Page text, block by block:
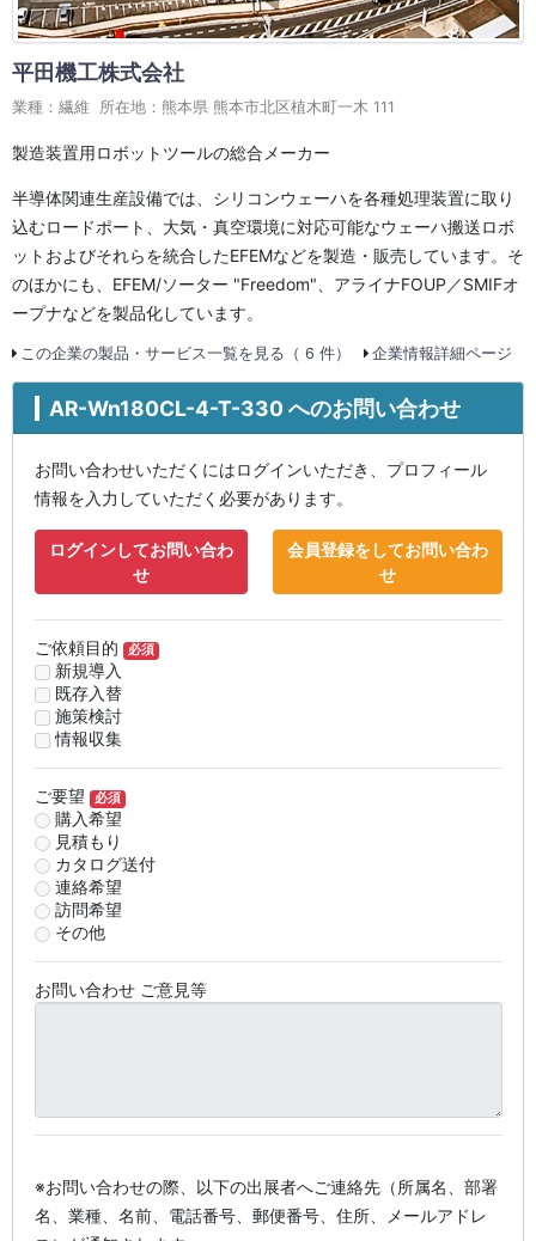
平田機工株式会社
業種：繊維 所在地：熊本県 熊本市北区植木町一木 111
製造装置用ロボットツールの総合メーカー
半導体関連生産設備では、シリコンウェーハを各種処理装置に取り
込むロードポート、大気・真空環境に対応可能なウェーハ搬送ロボ
ットおよびそれらを統合したEFEMなどを製造・販売しています。そ
のほかにも、EFEM/ソーター "Freedom"、アライナFOUP／SMIFオ
ープナなどを製品化しています。
この企業の製品・サービス一覧を見る（ 6 件） 企業情報詳細ページ
AR-Wn180CL-4-T-330 へのお問い合わせ
お問い合わせいただくにはログインいただき、プロフィール
情報を入力していただく必要があります。
ログインしてお問い合わ
せ
会員登録をしてお問い合わ
せ
ご依頼目的 必須
新規導入
既存入替
施策検討
情報収集
ご要望 必須
購入希望
見積もり
カタログ送付
連絡希望
訪問希望
その他
お問い合わせ ご意見等
※お問い合わせの際、以下の出展者へご連絡先（所属名、部署
名、業種、名前、電話番号、郵便番号、住所、メールアドレ